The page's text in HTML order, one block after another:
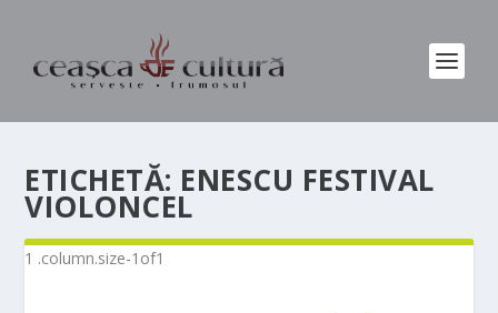
ETICHETĂ: ENESCU FESTIVAL
VIOLONCEL